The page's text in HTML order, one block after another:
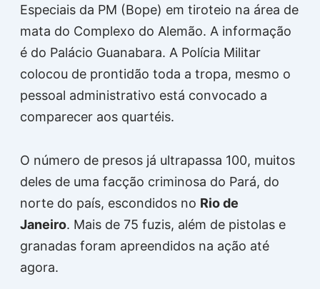
Especiais da PM (Bope) em tiroteio na área de
mata do Complexo do Alemão. A informação
é do Palácio Guanabara. A Polícia Militar
colocou de prontidão toda a tropa, mesmo o
pessoal administrativo está convocado a
comparecer aos quartéis.
O número de presos já ultrapassa 100, muitos
deles de uma facção criminosa do Pará, do
norte do país, escondidos no Rio de
Janeiro. Mais de 75 fuzis, além de pistolas e
granadas foram apreendidos na ação até
agora.